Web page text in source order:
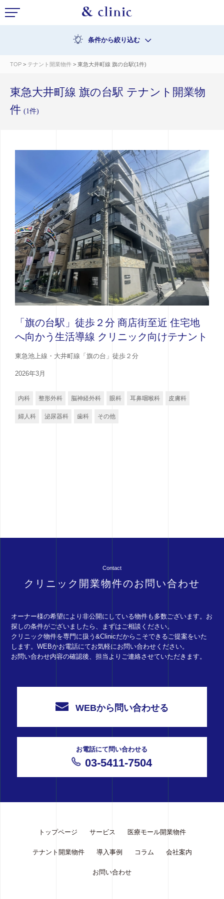
条件から絞り込む
TOP > テナント開業物件 > 東急大井町線 旗の台駅(1件)
東急大井町線 旗の台駅 テナント開業物
件 (1件)
「旗の台駅」徒歩２分 商店街至近 住宅地
へ向かう生活導線 クリニック向けテナント
東急池上線・大井町線「旗の台」徒歩２分
2026年3月
内科 整形外科 脳神経外科 眼科 耳鼻咽喉科 皮膚科
婦人科 泌尿器科 歯科 その他
Contact
クリニック開業物件のお問い合わせ
オーナー様の希望により非公開にしている物件も多数ございます。お
探しの条件がございましたら、まずはご相談ください。
クリニック物件を専門に扱う&Clinicだからこそできるご提案をいた
します。WEBかお電話にてお気軽にお問い合わせください。
お問い合わせ内容の確認後、担当よりご連絡させていただきます。
WEBから問い合わせる
お電話にて問い合わせる
03-5411-7504
トップページ サービス 医療モール開業物件
テナント開業物件 導入事例 コラム 会社案内
お問い合わせ